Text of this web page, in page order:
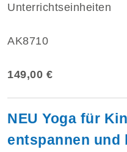
Unterrichtseinheiten
AK8710
149,00 €
NEU Yoga für
entspannen und